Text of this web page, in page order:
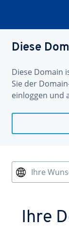
Diese
Diese Domain
Sie der
einloggen und
Ihre
Ihre